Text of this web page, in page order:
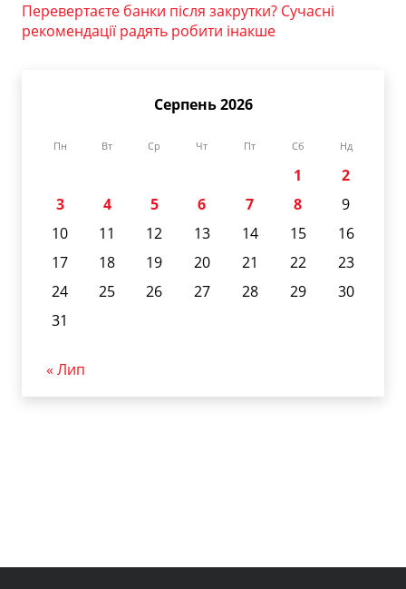
Перевертаєте банки після закрутки? Сучасні
рекомендації радять робити інакше
Серпень 2026
Пн Вт Ср Чт Пт Сб Нд
1
2
3
4 5 6 7 8
9
10
11 12 13 14 15
16
17
18 19 20 21 22
23
24
25 26 27 28 29
30
31
« Лип